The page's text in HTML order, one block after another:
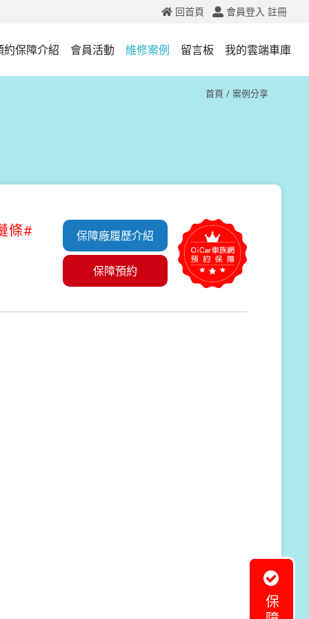
會員登入 註冊
回首頁
約保障介紹 會員活動 維修案例 留言板 我的雲端車庫
首頁 案例分享
條# 保障廠履歷介紹
保障預約